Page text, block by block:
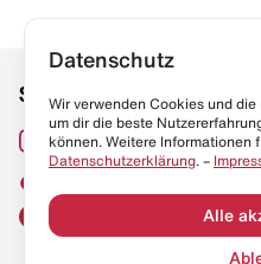
Social Media
Instagram
Datenschutz
Wir verwenden Cookies und
um dir die beste
können. Weitere Informationen
Datenschutzerklärung. –
Alle